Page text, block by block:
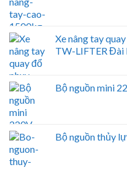
Xe nâng tay
TW-LIFTER Đài
Bộ nguồn mini
Bộ nguồn thủy